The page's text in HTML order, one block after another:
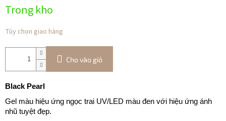
đo
Trong kho
Tùy chọn giao hàng
Cho vào giỏ
Black Pearl
Gel màu hiệu ứng ngọc trai UV/LED màu đen với hiệu ứng ánh
nhũ tuyệt đẹp.